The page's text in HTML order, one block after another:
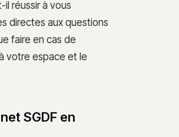
il réussir à vous
directes aux questions
faire en cas de
votre espace et le
SGDF en